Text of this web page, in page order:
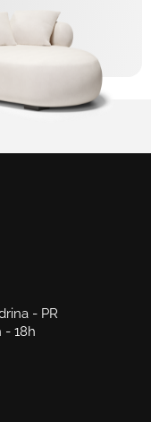
- PR
- 18h